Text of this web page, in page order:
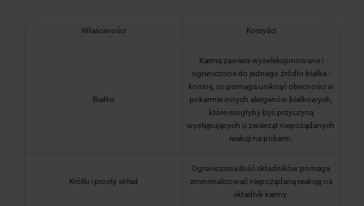
Właściwości Korzyści
Białko
Karma zawiera wyselekcjonowane i
ograniczone do jednego źródło białka -
koninę, co pomaga uniknąć obecności w
pokarmie innych alergenów białkowych,
które mogłyby być przyczyną
występujących u zwierząt niepożądanych
reakcji na pokarm.
Krótki i prosty skład
Ograniczona ilość składników pomaga
zminimalizować niepożądaną reakcję na
składnik karmy.